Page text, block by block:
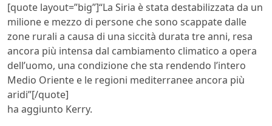
[quote layout=”big”]“La Siria è stata destabilizzata da un
milione e mezzo di persone che sono scappate dalle
zone rurali a causa di una siccità durata tre anni, resa
ancora più intensa dal cambiamento climatico a opera
dell’uomo, una condizione che sta rendendo l’intero
Medio Oriente e le regioni mediterranee ancora più
aridi”[/quote]
ha aggiunto Kerry.